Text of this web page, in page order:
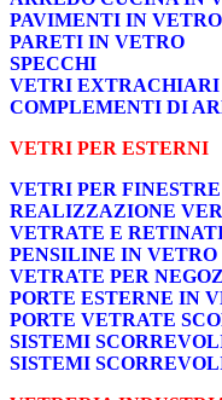
PAVIMENTI IN VETRO
PARETI IN VETRO
SPECCHI
VETRI EXTRACHIARI
COMPLEMENTI DI
VETRI PER ESTERNI
VETRI PER FINESTRE
REALIZZAZIONE
VETRATE E
PENSILINE IN VETRO
VETRATE PER
PORTE ESTERNE IN
PORTE VETRATE
SISTEMI
SISTEMI